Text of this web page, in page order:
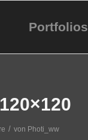
Portfolios
/ von Photi_ww